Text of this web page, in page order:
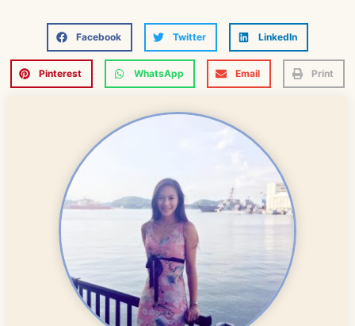
Facebook Twitter LinkedIn
Pinterest WhatsApp Email Print